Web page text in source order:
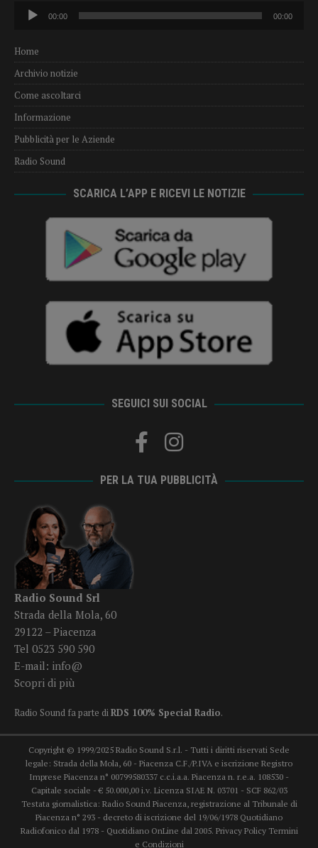
Audio
Player
00:00 00:00
Home
Archivio notizie
Come ascoltarci
Informazione
Pubblicità per le Aziende
Radio Sound
SCARICA L’APP E RICEVI LE NOTIZIE
SEGUICI SUI SOCIAL
PER LA TUA PUBBLICITÀ
Radio Sound Srl
Strada della Mola, 60
29122 – Piacenza
Tel 0523 590 590
E-mail: info@
Scopri di più
Radio Sound fa parte diRDS 100% Special Radio.
Copyright © 1999/2025 Radio Sound S.r.l. - Tutti i diritti riservati Sede
legale: Strada della Mola, 60 - Piacenza C.F./P.IVA e iscrizione Registro
Imprese Piacenza n° 00799580337 c.c.i.a.a. Piacenza n. r.e.a. 108530 -
Capitale sociale - € 50.000,00 i.v. Licenza SIAE N. 03701 - SCF 862/03
Testata giornalistica: Radio Sound Piacenza, registrazione al Tribunale di
Piacenza n° 293 - decreto di iscrizione del 19/06/1978 Quotidiano
Radiofonico dal 1978 - Quotidiano OnLine dal 2005. Privacy Policy Termini
e Condizioni